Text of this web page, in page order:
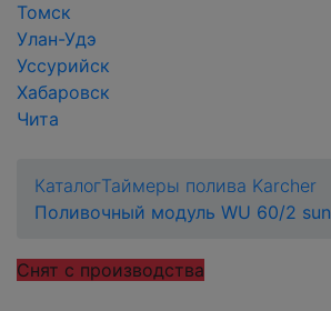
Томск
Улан-Удэ
Уссурийск
Хабаровск
Чита
КаталогТаймеры полива Karcher
Поливочный модуль WU 60/2 sun
Снят с производства